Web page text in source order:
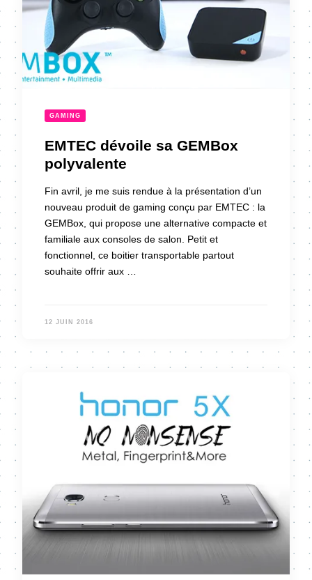
GAMING
EMTEC dévoile sa GEMBox
polyvalente
Fin avril, je me suis rendue à la présentation d’un
nouveau produit de gaming conçu par EMTEC : la
GEMBox, qui propose une alternative compacte et
familiale aux consoles de salon. Petit et
fonctionnel, ce boitier transportable partout
souhaite offrir aux …
12 JUIN 2016